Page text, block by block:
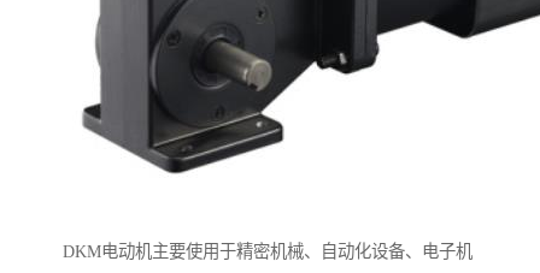
DKM电动机主要使用于精密机械、自动化设备、电子机